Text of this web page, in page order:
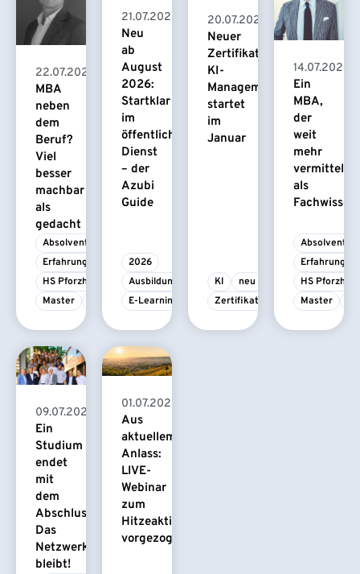
22.07.2026
MBA
neben
dem
Beruf?
Viel
besser
machbar
als
gedacht
Absolvent/-in
Erfahrungsbericht
HS Pforzheim
Master
21.07.2026
Neu
ab
August
2026:
Startklar
im
öffentlichen
Dienst
– der
Azubi
Guide
2026
Ausbildung
E-Learning
20.07.2026
Neuer
Zertifikatskurs
KI-
Management
startet
im
Januar
KI
neu
Zertifikatskurs
14.07.2026
Ein
MBA,
der
weit
mehr
vermittelt
als
Fachwissen
Absolvent/-
HS
Master
09.07.2026
Ein
Studium
endet
mit
dem
Abschluss.
Das
Netzwerk
bleibt!
01.07.2026
Aus
aktuellem
Anlass:
LIVE-
Webinar
zum
Hitzeaktionsplan
vorgezogen